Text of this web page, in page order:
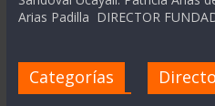
Arias Padilla DIRECTOR
Categorías